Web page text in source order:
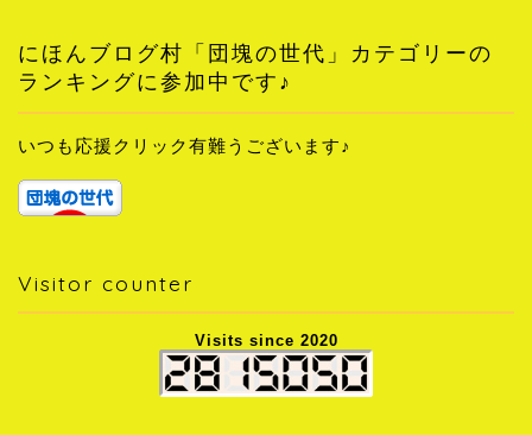
にほんブログ村「団塊の世代」カテゴリーの
ランキングに参加中です♪
いつも応援クリック有難うございます♪
Visitor counter
Visits since 2020